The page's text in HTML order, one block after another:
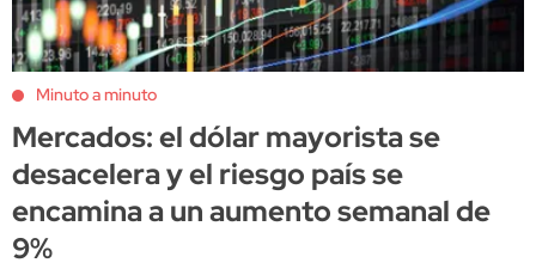
Minuto a minuto
Mercados: el dólar mayorista se
desacelera y el riesgo país se
encamina a un aumento semanal de
9%